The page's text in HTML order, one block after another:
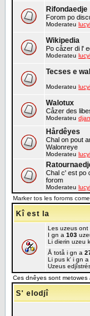
Rifondaedje
Forom po
Moderateu
Wikipedia
Po cåzer di l'
Moderateu
Tecses e
Moderateu
Walotux
Cåzer des
Moderateu
Hårdêyes
Chal on pout
Walonreye
Moderateu
Chal c' est po
forom
Moderateu
Marker tos les foroms
Kî est la
Les uzeus ont
I gn a 103
Li dierin uzeu
Å totå i gn a
Li pus k' i gn
Uzeus
Ces dnêyes sont
S' elodjî